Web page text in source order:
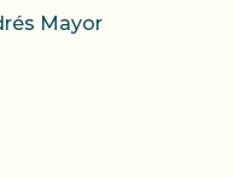
Mayor